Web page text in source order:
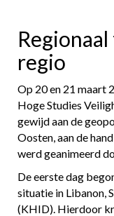
regio
Op 20 en 21 maart
Hoge Studies
gewijd aan de
Oosten, aan de
werd geanimeerd
De eerste dag
situatie in Libanon,
(KHID). Hierdoor